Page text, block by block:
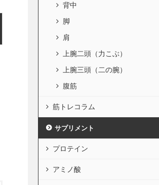
背中
脚
肩
上腕二頭（力こぶ）
上腕三頭（二の腕）
腹筋
筋トレコラム
サプリメント
プロテイン
アミノ酸